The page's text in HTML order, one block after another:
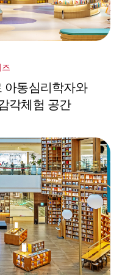
즈
아동심리학자와
각체험 공간